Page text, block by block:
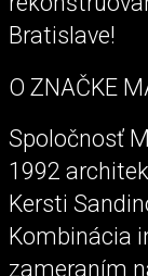
Bratislave!
O ZNAČKE
Spoločnosť
1992
Kersti
Kombinácia
zameraním